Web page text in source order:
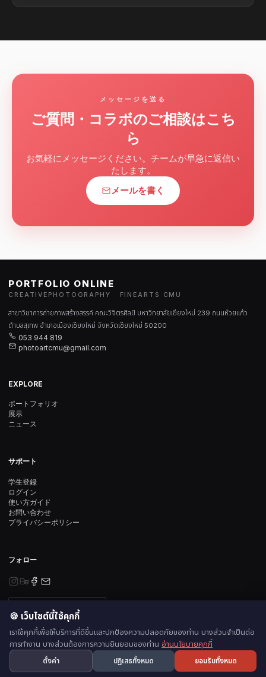
メッセージを送る
ご質問・コラボのご相談はこち
ら
お気軽にメッセージください。チームが早急に返信い
たします。
メールを書く
PORTFOLIO ONLINE
CREATIVEPHOTOGRAPHY · FINEARTS CMU
สาขาวิชาการถ่ายภาพสร้างสรรค์ คณะวิจิตรศิลป์ มหาวิทยาลัยเชียงใหม่ 239 ถนนห้วยแก้ว
ตำบลสุเทพ อำเภอเมืองเชียงใหม่ จังหวัดเชียงใหม่ 50200
053 944 819
photoartcmu@gmail.com
EXPLORE
ポートフォリオ
展示
ニュース
サポート
学生登録
ログイン
使い方ガイド
お問い合わせ
プライバシーポリシー
フォロー
ニュースレター登録
© 2026 ออกแบบและพัฒนาโดย ธีร์นวัช โทพิลา | นักบริหารเทคโนโลยีการศึกษา
プライバシーポリシー Cookie設定
🍪 เว็บไซต์นี้ใช้คุกกี้
เราใช้คุกกี้เพื่อให้บริการที่ดีขึ้นและปกป้องความปลอดภัยของท่าน บางส่วนจำเป็นต่อ
การทำงาน บางส่วนต้องการความยินยอมของท่าน อ่านนโยบายคุกกี้
ตั้งค่า ปฏิเสธทั้งหมด ยอมรับทั้งหมด